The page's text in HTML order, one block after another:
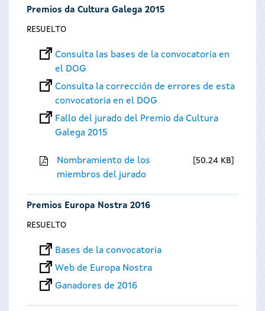
Premios da Cultura Galega 2015
RESUELTO
Consulta las bases de la convocatoria en
el DOG
Consulta la corrección de errores de esta
convocatoria en el DOG
Fallo del jurado del Premio da Cultura
Galega 2015
Nombramiento de los
miembros del jurado
50.24 KB
Premios Europa Nostra 2016
RESUELTO
Bases de la convocatoria
Web de Europa Nostra
Ganadores de 2016